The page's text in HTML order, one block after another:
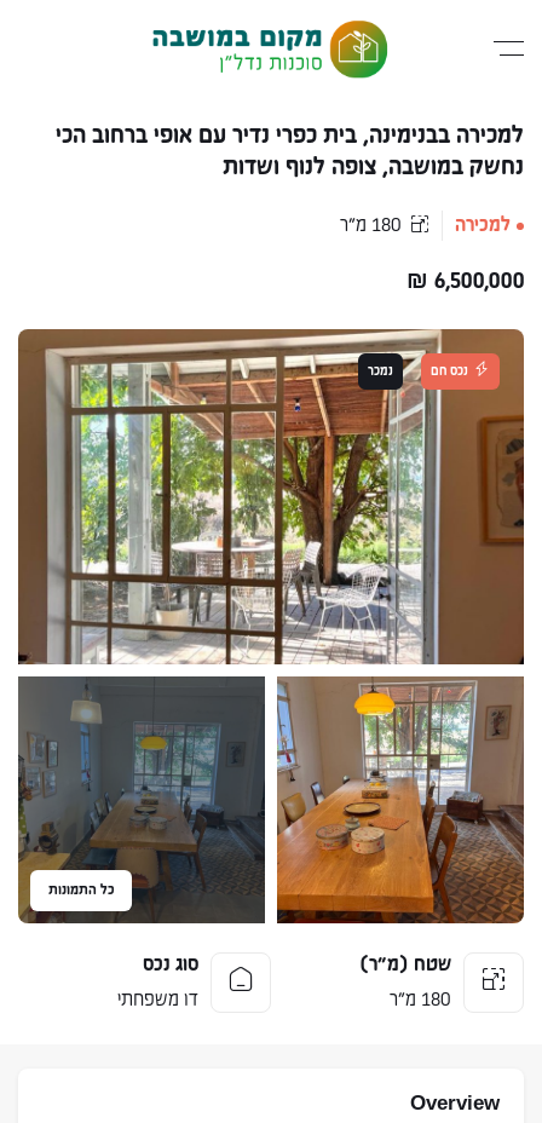
למכירה בבנימינה, בית כפרי נדיר עם אופי ברחוב הכי
נחשק במושבה, צופה לנוף ושדות
למכירה 180 מ״ר
6,500,000
₪
נכס חם נמכר
כל התמונות
שטח (מ״ר)
180 מ״ר
סוג נכס
דו משפחתי
Overview